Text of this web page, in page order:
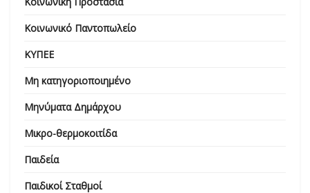
Κοινωνικό Παντοπωλείο
ΚΥΠΕΕ
Μη κατηγοριοποιημένο
Μηνύματα Δημάρχου
Μικρο-θερμοκοιτίδα
Παιδεία
Παιδικοί Σταθμοί